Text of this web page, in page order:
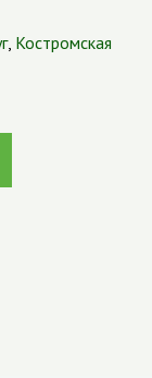
, Костромская